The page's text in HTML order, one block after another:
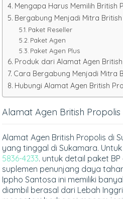
Mengapa Harus Memilih British
Bergabung Menjadi Mitra
Paket Reseller
Paket Agen
Paket Agen Plus
Produk dari Alamat Agen
Cara Bergabung Menjadi Mitra
Hubungi Alamat Agen British
Alamat Agen British
Alamat Agen British Propolis di
yang tinggal di Sukamara.
5836-4233. untuk detail paket
suplemen penunjang daya
Ippho Santosa ini memiliki
diambil berasal dari Lebah